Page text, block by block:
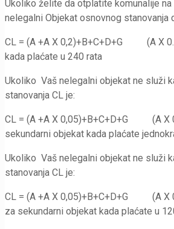
Ukoliko želite da otplatite komunalije na
nelegalni Objekat osnovnog stanovanja
CL = (A +A X 0,2)+B+C+D+G (A X
kada plaćate u 240 rata
Ukoliko Vaš nelegalni objekat ne služi
stanovanja CL je:
CL = (A +A X 0,05)+B+C+D+G (A X
sekundarni objekat kada plaćate
Ukoliko Vaš nelegalni objekat ne služi
stanovanja CL je:
CL = (A +A X 0,05)+B+C+D+G (A X
za sekundarni objekat kada plaćate u